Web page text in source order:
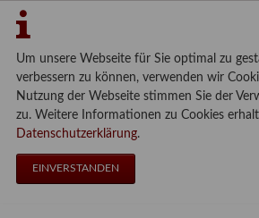
Um unsere Webseite für Sie optimal zu
verbessern zu können, verwenden wir
Nutzung der Webseite stimmen Sie der
zu. Weitere Informationen zu Cookies
Datenschutzerklärung.
EINVERSTANDEN